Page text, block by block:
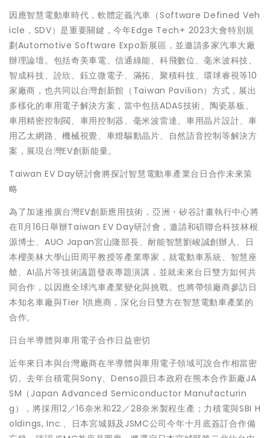
因應智慧電動車時代，軟體定義汽車（Software Defined Veh
icle，SDV）是重要關鍵，今年Edge Tech+ 2023大會特別規
劃Automotive Software Expo新展區，並邀請多家汽車大廠
辦理論壇。包括奇美車電、信通綠能、科飛數位、毫米波科技、
智成科技、詮欣、鈺立微電子、滿拓、聚積科技、環球睿視等10
家廠商，也共同以台灣創新館（Taiwan Pavilion）方式，展出
多樣化的車用電子解決方案，當中包括ADAS技術、陶瓷基板、
車用精密控制閥、車用控制器、毫米波雷達、車用晶片設計、車
用乙太網路、機械視覺、車燈驅動晶片、自然語音控制等解決方
案，展現台灣EV創新能量。
Taiwan EV Day研討會將探討智慧電動車產業台日合作未來策
略
為了加速推廣台灣EV創新應用技術，亞洲・矽谷計畫執行中心將
在11月16日舉辦Taiwan EV Day研討會，邀請和碩聯合科技林根
源博士、AUO Japan宮山隆部長、耐能智慧劉峻誠創辦人、日
本櫻美林大學山田周平教授等產業專家，就電動車系統、智慧座
艙、AI晶片等技術議題發表專題演講，並就未來台日雙方如何共
同合作，以因應全球汽車產業變化與挑戰。也將帶領廠商參訪日
本知名車廠與Tier 1供應商，深化台日雙方在智慧電動車產業的
合作。
日台半導體與車用電子合作日益密切
近年來日本與台灣廠商在半導體與車用電子領域可說合作相當密
切。去年台積電與Sony、Denso跟日本政府在熊本合作新廠JA
SM（Japan Advanced Semiconductor Manufacturin
g），將採用12／16奈米和22／28奈米製程生產；力積電與SBI H
oldings, Inc.、日本宮城縣及JSMC公司今年十月底簽訂合作備